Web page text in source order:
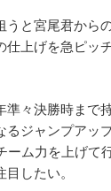
うと宮尾君から
仕上げを急ピッ
準々決勝時まで
るジャンプアッ
ーム力を上げて
したい。